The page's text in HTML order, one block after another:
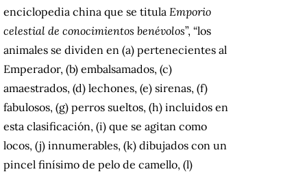
enciclopedia china que se titula Emporio
celestial de conocimientos benévolos”, “los
animales se dividen en (a) pertenecientes al
Emperador, (b) embalsamados, (c)
amaestrados, (d) lechones, (e) sirenas, (f)
fabulosos, (g) perros sueltos, (h) incluidos en
esta clasificación, (i) que se agitan como
locos, (j) innumerables, (k) dibujados con un
pincel finísimo de pelo de camello, (l)